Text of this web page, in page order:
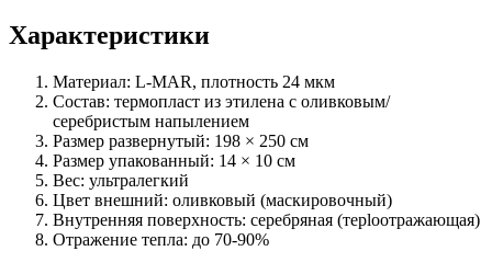
Характеристики
Материал: L-MAR, плотность 24 мкм
Состав: термопласт из этилена с оливковым/
серебристым напылением
Размер развернутый: 198 × 250 см
Размер упакованный: 14 × 10 см
Вес: ультралегкий
Цвет внешний: оливковый (маскировочный)
Внутренняя поверхность: серебряная (теploотражающая)
Отражение тепла: до 70-90%